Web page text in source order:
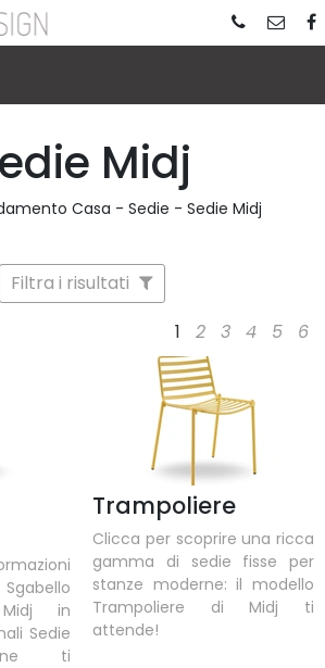
Midj
Casa - Sedie - Sedie Midj
Filtra i risultati
1
2 3 4 5 6
in
Sedie
ti
Trampoliere
Clicca per scoprire una ricca
gamma di sedie fisse per
stanze moderne: il modello
Trampoliere di Midj ti
attende!